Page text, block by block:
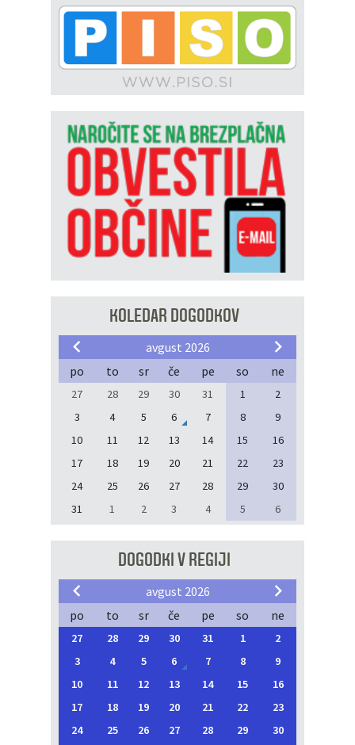
KOLEDAR DOGODKOV
avgust 2026
po
to sr če pe so ne
27 28 29 30 31 1
2
3
4 5 6 7 8
9
10
11 12 13 14 15
16
17
18 19 20 21 22
23
24
25 26 27 28 29
30
31
1 2 3 4 5 6
DOGODKI V REGIJI
avgust 2026
po
to sr če pe so ne
27 28 29 30 31 1
2
3
4 5 6 7 8
9
10
11 12 13 14 15
16
17
18 19 20 21 22
23
24
25 26 27 28 29
30